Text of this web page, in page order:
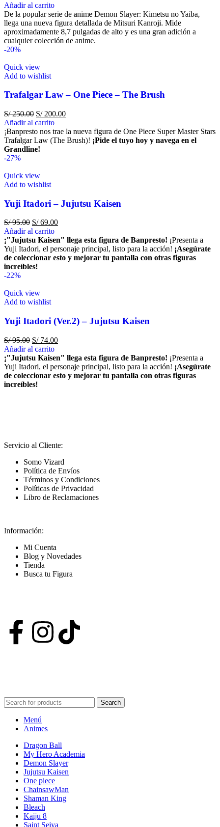
Añadir al carrito
De la popular serie de anime Demon Slayer: Kimetsu no Yaiba,
llega una nueva figura detallada de Mitsuri Kanroji. Mide
aproximadamente 8,7 pulgadas de alto y es una gran adición a
cualquier colección de anime.
-20%
Quick view
Add to wishlist
Trafalgar Law – One Piece – The Brush
S/250.00 S/200.00
Añadir al carrito
¡Banpresto nos trae la nueva figura de One Piece Super Master Stars
Trafalgar Law (The Brush)! ¡Pide el tuyo hoy y navega en el
Grandline!
-27%
Quick view
Add to wishlist
Yuji Itadori – Jujutsu Kaisen
S/95.00 S/69.00
Añadir al carrito
¡"Jujutsu Kaisen" llega esta figura de Banpresto! ¡Presenta a
Yuji Itadori, el personaje principal, listo para la acción! ¡Asegúrate
de coleccionar esto y mejorar tu pantalla con otras figuras
increíbles!
-22%
Quick view
Add to wishlist
Yuji Itadori (Ver.2) – Jujutsu Kaisen
S/95.00 S/74.00
Añadir al carrito
¡"Jujutsu Kaisen" llega esta figura de Banpresto! ¡Presenta a
Yuji Itadori, el personaje principal, listo para la acción! ¡Asegúrate
de coleccionar esto y mejorar tu pantalla con otras figuras
increíbles!
Servicio al Cliente:
Somo Vizard
Política de Envíos
Términos y Condiciones
Políticas de Privacidad
Libro de Reclamaciones
Información:
Mi Cuenta
Blog y Novedades
Tienda
Busca tu Figura
Search
Menú
Animes
Dragon Ball
My Hero Academia
Demon Slayer
Jujutsu Kaisen
One piece
ChainsawMan
Shaman King
Bleach
Kaiju 8
Saint Seiya